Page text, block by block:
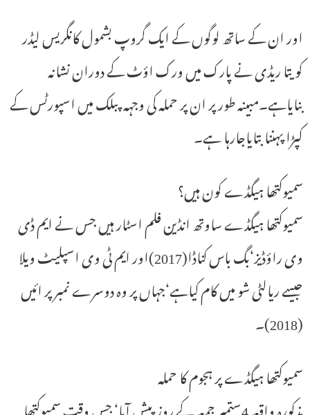
اور ان کے ساتھ لوگوں کے ایک گروپ بشمول کانگریس لیڈر
کویتا ریڈی نے پارک میں ورک اؤٹ کے دوران نشانہ
بنایاہے۔مبینہ طور پر ان پر حملہ کی وجہہ پبلک میں اسپورٹس کے
کپڑا پہننا بتایاجارہا ہے۔
سمیوکتھا ہیگڈے کون ہیں؟
سمیوکتھا ہیگڈے ساوتھ انڈین فلم اسٹار ہیں جس نے ایم ڈی
وی راؤڈیز‘بگ باس کناڈا(2017)اور ایم ٹی وی اسپلیٹ ویلا
جیسے ریالٹی شو میں کام کیاہے‘جہاں پر وہ دوسرے نمبر پر ائیں
(2018)۔
سمیوکتھا ہیگڈے پر ہجوم کا حملہ